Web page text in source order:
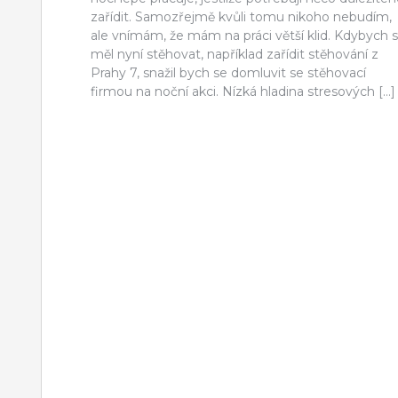
zařídit. Samozřejmě kvůli tomu nikoho nebudím,
ale vnímám, že mám na práci větší klid. Kdybych
měl nyní stěhovat, například zařídit stěhování z
Prahy 7, snažil bych se domluvit se stěhovací
firmou na noční akci. Nízká hladina stresových […]